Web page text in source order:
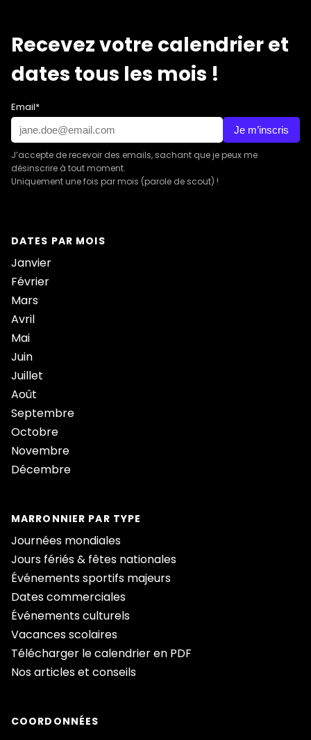
Recevez votre calendrier et
dates tous les mois !
Email*
Je m’inscris
J’accepte de recevoir des emails, sachant que je peux me
désinscrire à tout moment.
Uniquement une fois par mois (parole de scout) !
DATES PAR MOIS
Janvier
Février
Mars
Avril
Mai
Juin
Juillet
Août
Septembre
Octobre
Novembre
Décembre
MARRONNIER PAR TYPE
Journées mondiales
Jours fériés & fêtes nationales
Événements sportifs majeurs
Dates commerciales
Événements culturels
Vacances scolaires
Télécharger le calendrier en PDF
Nos articles et conseils
COORDONNÉES